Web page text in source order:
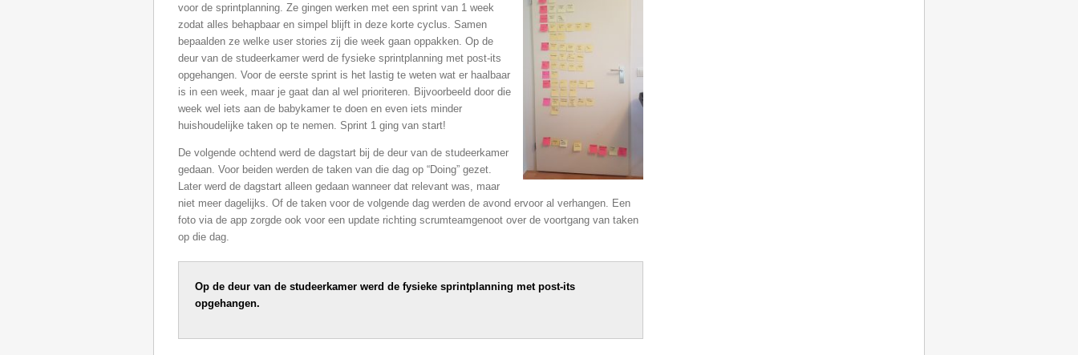
voor de sprintplanning. Ze gingen werken met een sprint van 1 week
zodat alles behapbaar en simpel blijft in deze korte cyclus. Samen
bepaalden ze welke user stories zij die week gaan oppakken. Op de
deur van de studeerkamer werd de fysieke sprintplanning met post-its
opgehangen. Voor de eerste sprint is het lastig te weten wat er haalbaar
is in een week, maar je gaat dan al wel prioriteren. Bijvoorbeeld door die
week wel iets aan de babykamer te doen en even iets minder
huishoudelijke taken op te nemen. Sprint 1 ging van start!
De volgende ochtend werd de dagstart bij de deur van de studeerkamer
gedaan. Voor beiden werden de taken van die dag op “Doing” gezet.
Later werd de dagstart alleen gedaan wanneer dat relevant was, maar
niet meer dagelijks. Of de taken voor de volgende dag werden de avond ervoor al verhangen. Een
foto via de app zorgde ook voor een update richting scrumteamgenoot over de voortgang van taken
op die dag.
Op de deur van de studeerkamer werd de fysieke sprintplanning met post-its
opgehangen.